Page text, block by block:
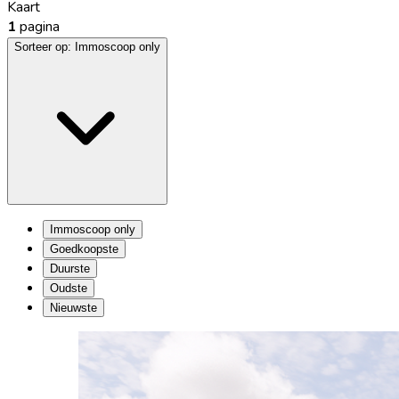
Kaart
1 pagina
Sorteer op: Immoscoop only
Immoscoop only
Goedkoopste
Duurste
Oudste
Nieuwste